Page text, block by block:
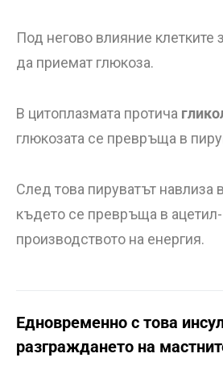
Под негово влияние клетките
да приемат глюкоза.
В цитоплазмата протича
глюкозата се превръща в
След това пируватът навлиза
където се превръща в
производството на енергия.
Едновременно с това
разграждането на